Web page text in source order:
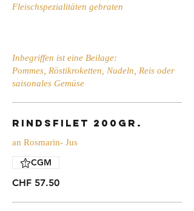
Fleischspezialitäten gebraten
Inbegriffen ist eine Beilage:
Pommes, Röstikroketten, Nudeln, Reis oder
saisonales Gemüse
Rindsfilet 200gr.
an Rosmarin- Jus
CHF 57.50
CGM